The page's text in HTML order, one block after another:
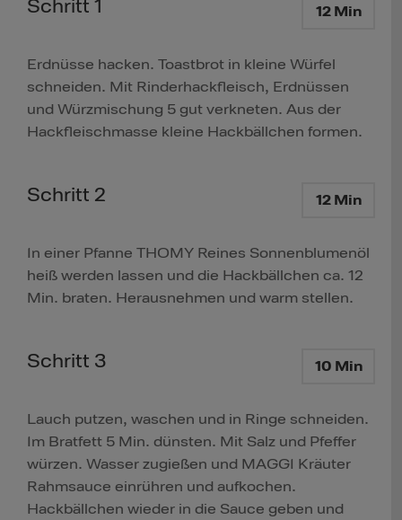
Schritt 1 12 Min
Erdnüsse hacken. Toastbrot in kleine Würfel
schneiden. Mit Rinderhackfleisch, Erdnüssen
und Würzmischung 5 gut verkneten. Aus der
Hackfleischmasse kleine Hackbällchen formen.
Schritt 2 12 Min
In einer Pfanne THOMY Reines Sonnenblumenöl
heiß werden lassen und die Hackbällchen ca. 12
Min. braten. Herausnehmen und warm stellen.
Schritt 3 10 Min
Lauch putzen, waschen und in Ringe schneiden.
Im Bratfett 5 Min. dünsten. Mit Salz und Pfeffer
würzen. Wasser zugießen und MAGGI Kräuter
Rahmsauce einrühren und aufkochen.
Hackbällchen wieder in die Sauce geben und